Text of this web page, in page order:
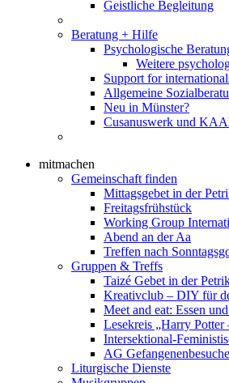
Geistliche Begleitung
Beratung + Hilfe
Psychologische
Weitere
Support for
Allgemeine
Neu in Münster?
Cusanuswerk und
mitmachen
Gemeinschaft finden
Mittagsgebet in der
Freitagsfrühstück
Working Group
Abend an der Aa
Treffen nach
Gruppen & Treffs
Taizé Gebet in der
Kreativclub – DIY für
Meet and eat: Essen
Lesekreis „Harry Potter
Intersektional-
AG Gefangenenbesuche
Liturgische Dienste